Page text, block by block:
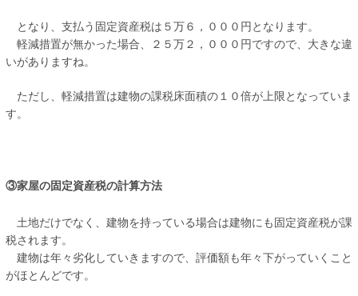
となり、支払う固定資産税は５万６，０００円となります。
軽減措置が無かった場合、２５万２，０００円ですので、大きな違
いがありますね。
ただし、軽減措置は建物の課税床面積の１０倍が上限となっていま
す。
③家屋の固定資産税の計算方法
土地だけでなく、建物を持っている場合は建物にも固定資産税が課
税されます。
建物は年々劣化していきますので、評価額も年々下がっていくこと
がほとんどです。